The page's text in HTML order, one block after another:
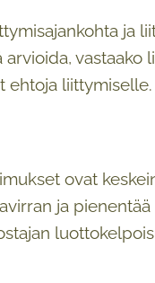
ja
vastaako
ehtoja liittymiselle.
ovat
ja